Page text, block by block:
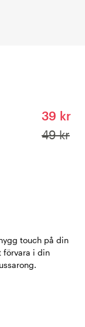
39 kr
49 kr
touch på din
förvara i din